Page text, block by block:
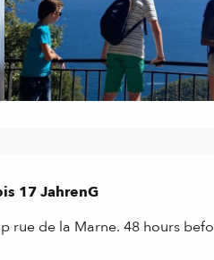
17 JahrenG
rue de la Marne. 48 hours